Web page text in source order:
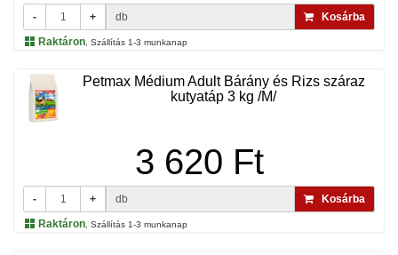
- + db
Kosárba
Raktáron , Szállítás 1-3 munkanap
Petmax Médium Adult Bárány és Rizs száraz
kutyatáp 3 kg /M/
3 620 Ft
- + db
Kosárba
Raktáron , Szállítás 1-3 munkanap